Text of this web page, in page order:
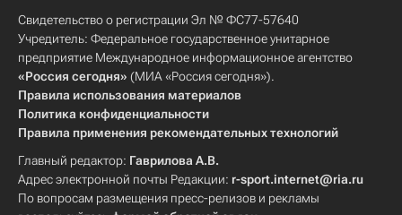
Свидетельство о регистрации Эл № ФС77-57640
Учредитель: Федеральное государственное унитарное
предприятие Международное информационное агентство
«Россия сегодня» (МИА «Россия сегодня»).
Правила использования материалов
Политика конфиденциальности
Правила применения рекомендательных технологий
Главный редактор: Гаврилова А.В.
Адрес электронной почты Редакции: r-sport.internet@ria.ru
По вопросам размещения пресс-релизов и рекламы